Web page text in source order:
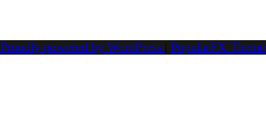
Proudly powered by WordPress PopularFX Theme